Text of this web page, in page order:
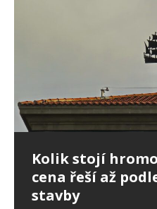
Kolik stojí
cena řeší až
stavby
Ptáci ve fasádě:
když poškodí
Drobné otvory ve fasádě
Nepřítel stres:
svaly či zdraví
Stres je sice běžnou